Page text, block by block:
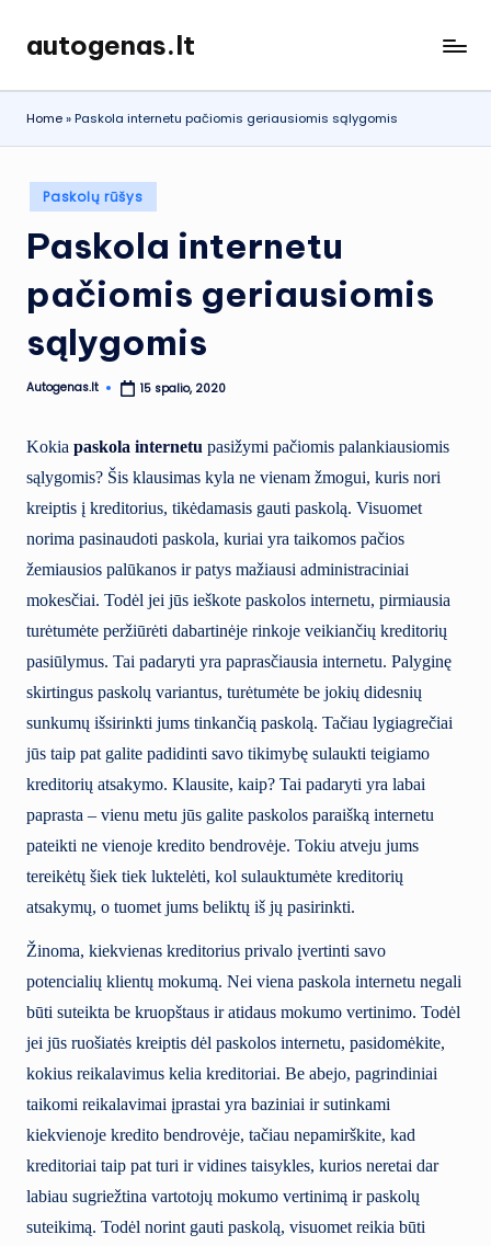
Skip
content
autogenas.lt
Home»Paskola internetu pačiomis geriausiomis sąlygomis
Posted
in
Paskolų rūšys
Paskola internetu
pačiomis geriausiomis
sąlygomis
Posted
Autogenas.lt 15 spalio, 2020
Kokia paskola internetu pasižymi pačiomis palankiausiomis
sąlygomis? Šis klausimas kyla ne vienam žmogui, kuris nori
kreiptis į kreditorius, tikėdamasis gauti paskolą. Visuomet
norima pasinaudoti paskola, kuriai yra taikomos pačios
žemiausios palūkanos ir patys mažiausi administraciniai
mokesčiai. Todėl jei jūs ieškote paskolos internetu, pirmiausia
turėtumėte peržiūrėti dabartinėje rinkoje veikiančių kreditorių
pasiūlymus. Tai padaryti yra paprasčiausia internetu. Palyginę
skirtingus paskolų variantus, turėtumėte be jokių didesnių
sunkumų išsirinkti jums tinkančią paskolą. Tačiau lygiagrečiai
jūs taip pat galite padidinti savo tikimybę sulaukti teigiamo
kreditorių atsakymo. Klausite, kaip? Tai padaryti yra labai
paprasta – vienu metu jūs galite paskolos paraišką internetu
pateikti ne vienoje kredito bendrovėje. Tokiu atveju jums
tereikėtų šiek tiek luktelėti, kol sulauktumėte kreditorių
atsakymų, o tuomet jums beliktų iš jų pasirinkti.
Žinoma, kiekvienas kreditorius privalo įvertinti savo
potencialių klientų mokumą. Nei viena paskola internetu negali
būti suteikta be kruopštaus ir atidaus mokumo vertinimo. Todėl
jei jūs ruošiatės kreiptis dėl paskolos internetu, pasidomėkite,
kokius reikalavimus kelia kreditoriai. Be abejo, pagrindiniai
taikomi reikalavimai įprastai yra baziniai ir sutinkami
kiekvienoje kredito bendrovėje, tačiau nepamirškite, kad
kreditoriai taip pat turi ir vidines taisykles, kurios neretai dar
labiau sugriežtina vartotojų mokumo vertinimą ir paskolų
suteikimą. Todėl norint gauti paskolą, visuomet reikia būti